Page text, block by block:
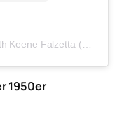
A post shared by Elizabeth Keene Falzetta (@elizabethkeene)
1950er